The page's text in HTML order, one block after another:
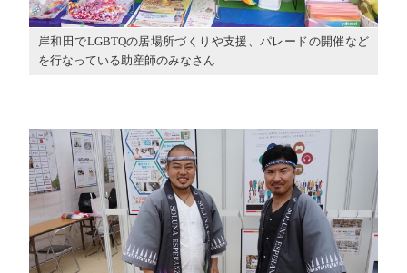
岸和田でLGBTQの居場所づくりや支援、パレードの開催など
を行なっている助産師のみなさん